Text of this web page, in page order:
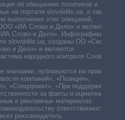
об обещаниях политиков и
на портале slovoidilo.ua, а также
выполнения этих обещаний,
«ИА Слово и Дело» и является
Слово и Дело». Инфографики,
slovoidilo.ua, созданы ОО «Система
и Дело» и являются
народного контроля Слово и
публикуются на правах
компаний», «Позиция»,
«Спецпроект», «При поддержке».
за факты и оценочные
в рекламных материалах.
ответственность за
рекламодатель.